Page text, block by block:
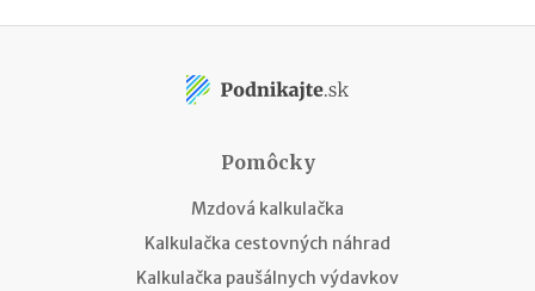
Pomôcky
Mzdová kalkulačka
Kalkulačka cestovných náhrad
Kalkulačka paušálnych výdavkov